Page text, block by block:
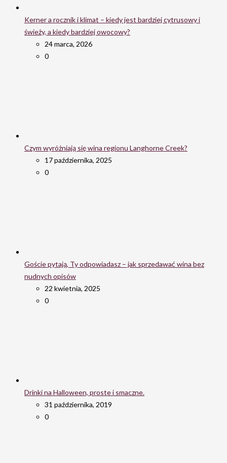
Kerner a rocznik i klimat – kiedy jest bardziej cytrusowy i
świeży, a kiedy bardziej owocowy?
24 marca, 2026
0
Czym wyróżniają się wina regionu Langhorne Creek?
17 października, 2025
0
Goście pytają, Ty odpowiadasz – jak sprzedawać wina bez
nudnych opisów
22 kwietnia, 2025
0
Drinki na Halloween, proste i smaczne.
31 października, 2019
0